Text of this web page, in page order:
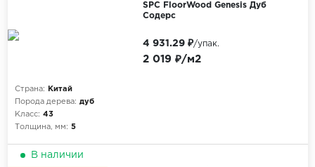
SPC FloorWood Genesis Дуб
Содерс
Страна:
Китай
Порода дерева: дуб
Класс: 43
Толщина, мм: 5
2 019 ₽/м2
4 931.29 ₽/упак.
В наличии